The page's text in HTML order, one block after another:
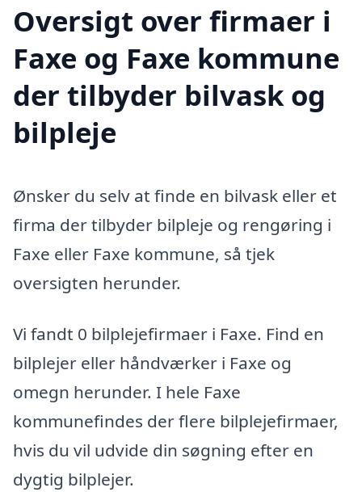
Oversigt over firmaer i
Faxe og Faxe kommune
der tilbyder bilvask og
bilpleje
Ønsker du selv at finde en bilvask eller et
firma der tilbyder bilpleje og rengøring i
Faxe eller Faxe kommune, så tjek
oversigten herunder.
Vi fandt 0 bilplejefirmaer i Faxe. Find en
bilplejer eller håndværker i Faxe og
omegn herunder. I hele Faxe
kommunefindes der flere bilplejefirmaer,
hvis du vil udvide din søgning efter en
dygtig bilplejer.